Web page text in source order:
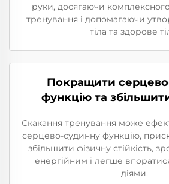
руки, досягаючи
тренування і допомагаючи
тіла та здорове
Покращити
функцію та збільшити
Скакання тренування може
серцево-судинну функцію,
збільшити фізичну стійкість,
енергійним і легше
діями.